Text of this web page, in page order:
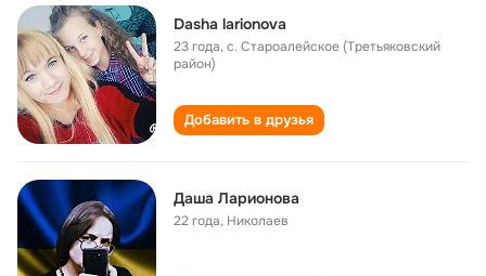
Dasha larionova
23 года,с. Староалейское (Третьяковский
район)
Добавить в друзья
Даша Ларионова
22 года, Николаев